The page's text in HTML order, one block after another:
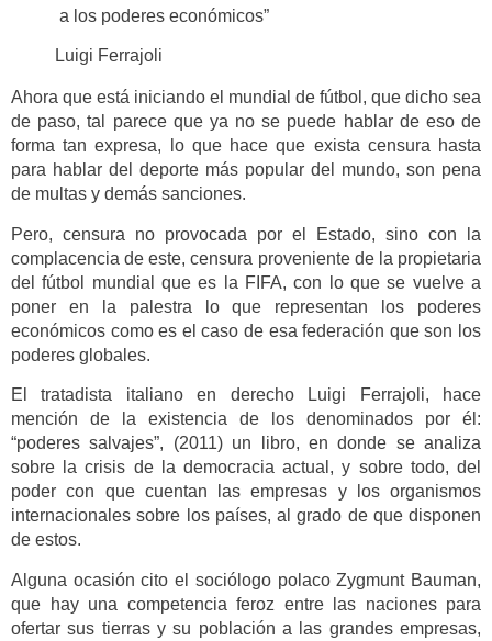
a los poderes económicos”
Luigi Ferrajoli
Ahora que está iniciando el mundial de fútbol, que dicho sea
de paso, tal parece que ya no se puede hablar de eso de
forma tan expresa, lo que hace que exista censura hasta
para hablar del deporte más popular del mundo, son pena
de multas y demás sanciones.
Pero, censura no provocada por el Estado, sino con la
complacencia de este, censura proveniente de la propietaria
del fútbol mundial que es la FIFA, con lo que se vuelve a
poner en la palestra lo que representan los poderes
económicos como es el caso de esa federación que son los
poderes globales.
El tratadista italiano en derecho Luigi Ferrajoli, hace
mención de la existencia de los denominados por él:
“poderes salvajes”, (2011) un libro, en donde se analiza
sobre la crisis de la democracia actual, y sobre todo, del
poder con que cuentan las empresas y los organismos
internacionales sobre los países, al grado de que disponen
de estos.
Alguna ocasión cito el sociólogo polaco Zygmunt Bauman,
que hay una competencia feroz entre las naciones para
ofertar sus tierras y su población a las grandes empresas,